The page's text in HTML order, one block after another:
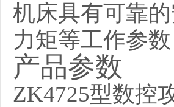
机床具有可靠
力矩等工作参
产品参数
ZK4725型数控